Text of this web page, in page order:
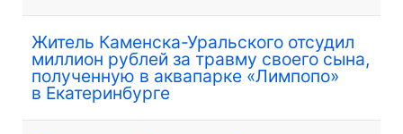
Житель Каменска-Уральского отсудил
миллион рублей за травму своего сына,
полученную в аквапарке «Лимпопо»
в Екатеринбурге